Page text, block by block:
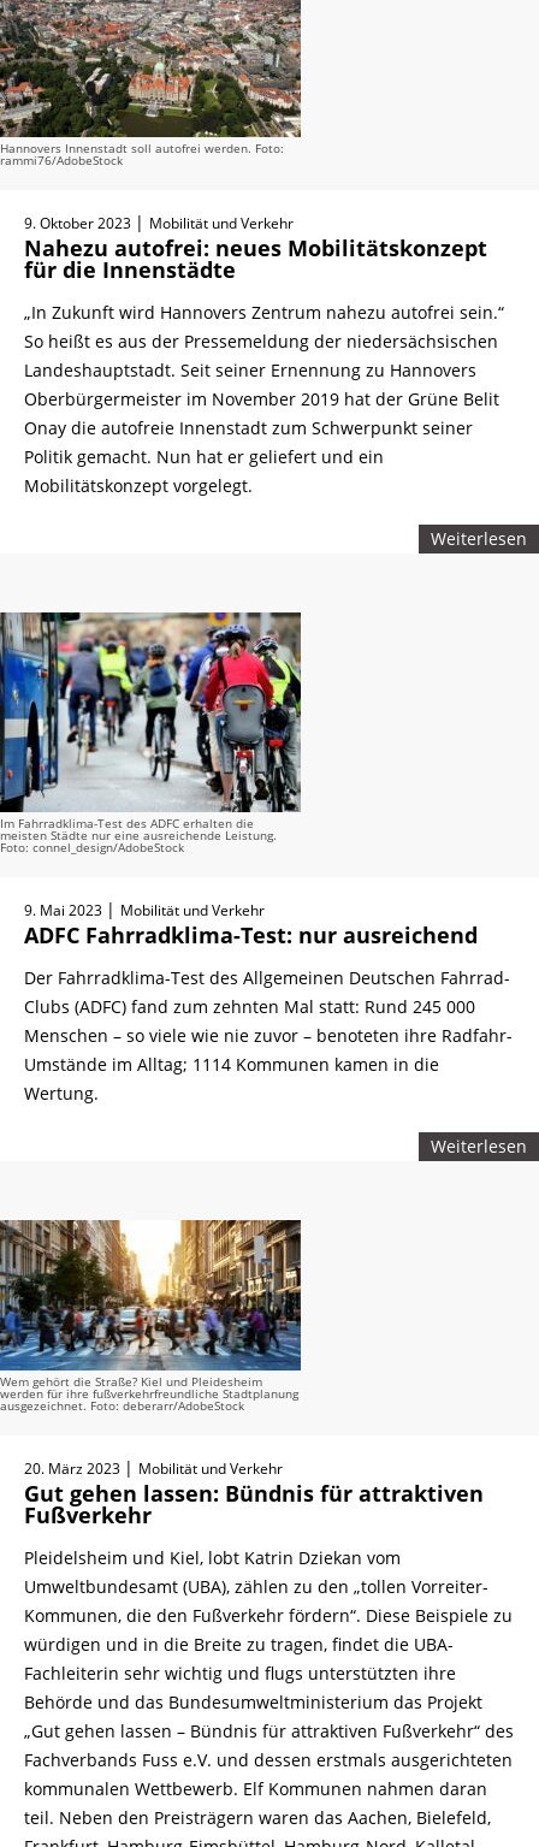
Hannovers Innenstadt soll autofrei werden. Foto:
rammi76/AdobeStock
9. Oktober 2023 | Mobilität und Verkehr
Nahezu autofrei: neues Mobilitätskonzept
für die Innenstädte
„In Zukunft wird Hannovers Zentrum nahezu autofrei sein.“
So heißt es aus der Pressemeldung der niedersächsischen
Landeshauptstadt. Seit seiner Ernennung zu Hannovers
Oberbürgermeister im November 2019 hat der Grüne Belit
Onay die autofreie Innenstadt zum Schwerpunkt seiner
Politik gemacht. Nun hat er geliefert und ein
Mobilitätskonzept vorgelegt.
Weiterlesen
Im Fahrradklima-Test des ADFC erhalten die
meisten Städte nur eine ausreichende Leistung.
Foto: connel_design/AdobeStock
9. Mai 2023 | Mobilität und Verkehr
ADFC Fahrradklima-Test: nur ausreichend
Der Fahrradklima-Test des Allgemeinen Deutschen Fahrrad-
Clubs (ADFC) fand zum zehnten Mal statt: Rund 245 000
Menschen – so viele wie nie zuvor – benoteten ihre Radfahr-
Umstände im Alltag; 1114 Kommunen kamen in die
Wertung.
Weiterlesen
Wem gehört die Straße? Kiel und Pleidesheim
werden für ihre fußverkehrfreundliche Stadtplanung
ausgezeichnet. Foto: deberarr/AdobeStock
20. März 2023 | Mobilität und Verkehr
Gut gehen lassen: Bündnis für attraktiven
Fußverkehr
Pleidelsheim und Kiel, lobt Katrin Dziekan vom
Umweltbundesamt (UBA), zählen zu den „tollen Vorreiter-
Kommunen, die den Fußverkehr fördern“. Diese Beispiele zu
würdigen und in die Breite zu tragen, findet die UBA-
Fachleiterin sehr wichtig und flugs unterstützten ihre
Behörde und das Bundesumweltministerium das Projekt
„Gut gehen lassen – Bündnis für attraktiven Fußverkehr“ des
Fachverbands Fuss e.V. und dessen erstmals ausgerichteten
kommunalen Wettbewerb. Elf Kommunen nahmen daran
teil. Neben den Preisträgern waren das Aachen, Bielefeld,